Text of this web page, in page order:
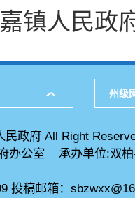
镇人民政
州级
民政府 All Right
办公室 承办单位:双
投稿邮箱：